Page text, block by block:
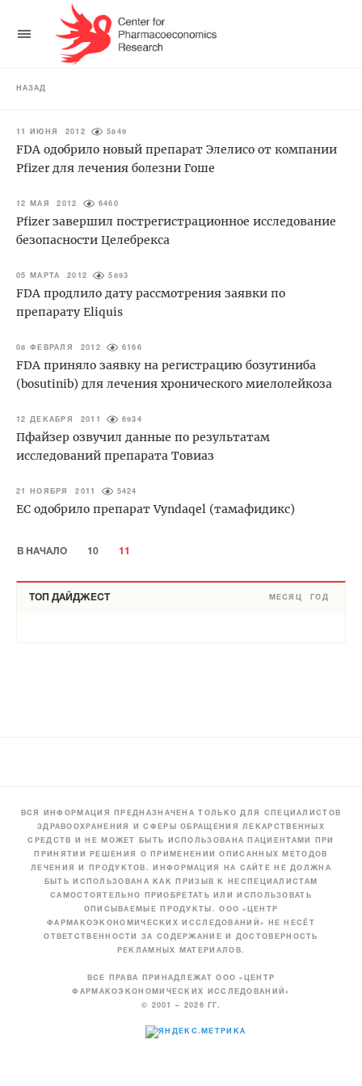
НАЗАД
11 ИЮНЯ 2012 5849
FDA одобрило новый препарат Элелисо от компании
Pfizer для лечения болезни Гоше
12 МАЯ 2012 6460
Pfizer завершил пострегистрационное исследование
безопасности Целебрекса
05 МАРТА 2012 5893
FDA продлило дату рассмотрения заявки по
препарату Eliquis
08 ФЕВРАЛЯ 2012 6166
FDA приняло заявку на регистрацию бозутиниба
(bosutinib) для лечения хронического миелолейкоза
12 ДЕКАБРЯ 2011 6934
Пфайзер озвучил данные по результатам
исследований препарата Товиаз
21 НОЯБРЯ 2011 5424
ЕС одобрило препарат Vyndaqel (тамафидикс)
В НАЧАЛО 10 11
ТОП ДАЙДЖЕСТ МЕСЯЦ ГОД
ВСЯ ИНФОРМАЦИЯ ПРЕДНАЗНАЧЕНА ТОЛЬКО ДЛЯ СПЕЦИАЛИСТОВ
ЗДРАВООХРАНЕНИЯ И СФЕРЫ ОБРАЩЕНИЯ ЛЕКАРСТВЕННЫХ
СРЕДСТВ И НЕ МОЖЕТ БЫТЬ ИСПОЛЬЗОВАНА ПАЦИЕНТАМИ ПРИ
ПРИНЯТИИ РЕШЕНИЯ О ПРИМЕНЕНИИ ОПИСАННЫХ МЕТОДОВ
ЛЕЧЕНИЯ И ПРОДУКТОВ. ИНФОРМАЦИЯ НА САЙТЕ НЕ ДОЛЖНА
БЫТЬ ИСПОЛЬЗОВАНА КАК ПРИЗЫВ К НЕСПЕЦИАЛИСТАМ
САМОСТОЯТЕЛЬНО ПРИОБРЕТАТЬ ИЛИ ИСПОЛЬЗОВАТЬ
ОПИСЫВАЕМЫЕ ПРОДУКТЫ. ООО «ЦЕНТР
ФАРМАКОЭКОНОМИЧЕСКИХ ИССЛЕДОВАНИЙ» НЕ НЕСЁТ
ОТВЕТСТВЕННОСТИ ЗА СОДЕРЖАНИЕ И ДОСТОВЕРНОСТЬ
РЕКЛАМНЫХ МАТЕРИАЛОВ.
ВСЕ ПРАВА ПРИНАДЛЕЖАТ ООО «ЦЕНТР
ФАРМАКОЭКОНОМИЧЕСКИХ ИССЛЕДОВАНИЙ»
© 2001 – 2026 ГГ.